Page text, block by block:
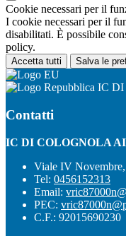
Cookie necessari per il
I cookie necessari per il
disabilitati. È possibile
policy.
Accetta tutti Salva le
IC
Contatti
IC DI COLOGNOLA
Viale IV
Tel: 0456152313
Email:
PEC:
C.F.: 92015690230